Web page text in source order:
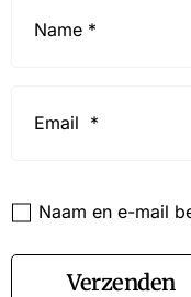
Naam en e-mail
Verzenden